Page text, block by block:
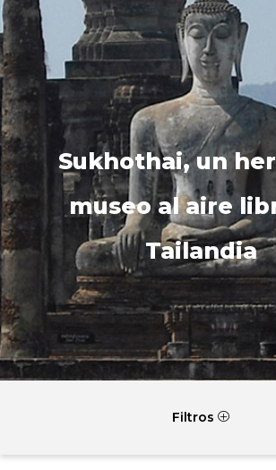
Sukhothai, un
museo al aire
Tailandia
Filtros P